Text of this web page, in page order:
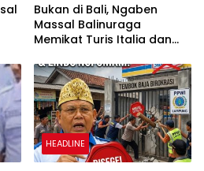
Bukan di Bali, Ngaben
Massal Balinuraga
Memikat Turis Italia dan
HEADLINE